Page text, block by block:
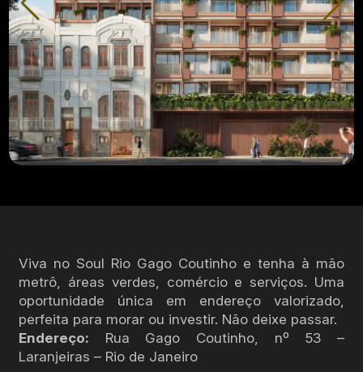
Viva no Soul Rio Gago Coutinho e tenha à mão
metrô, áreas verdes, comércio e serviços. Uma
oportunidade única em endereço valorizado,
perfeita para morar ou investir. Não deixe passar.
Endereço: Rua Gago Coutinho, nº 53 –
Laranjeiras – Rio de Janeiro